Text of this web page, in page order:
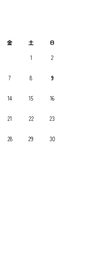
金 土
日
1
2
7 8 9
14 15 16
21 22 23
28 29 30